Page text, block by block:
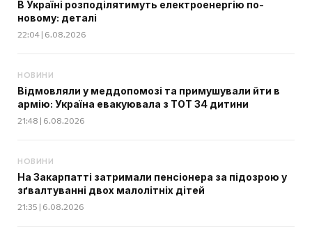
В Україні розподілятимуть електроенергію по-
новому: деталі
22:04 | 6.08.2026
НОВИНИ
Відмовляли у меддопомозі та примушували йти в
армію: Україна евакуювала з ТОТ 34 дитини
21:48 | 6.08.2026
НОВИНИ
На Закарпатті затримали пенсіонера за підозрою у
зґвалтуванні двох малолітніх дітей
21:35 | 6.08.2026